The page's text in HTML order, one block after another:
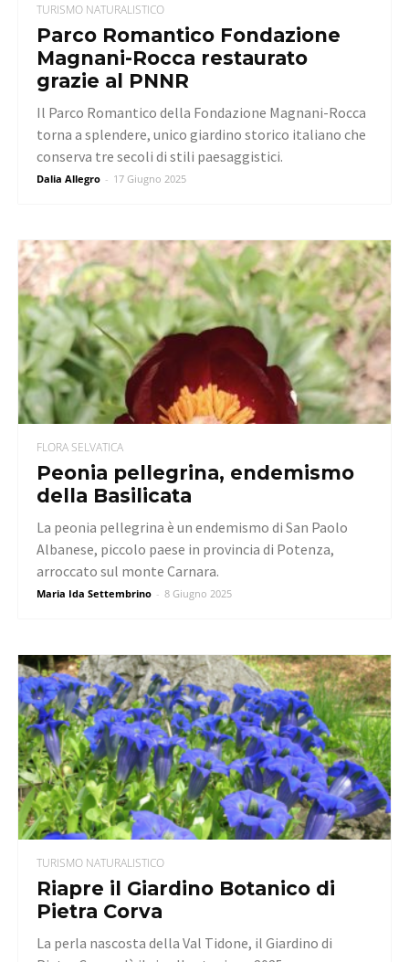
TURISMO NATURALISTICO
Parco Romantico Fondazione
Magnani-Rocca restaurato
grazie al PNNR
Dalia Allegro - 17 Giugno 2025
Il Parco Romantico della Fondazione Magnani-Rocca
torna a splendere, unico giardino storico italiano che
conserva tre secoli di stili paesaggistici.
FLORA SELVATICA
Peonia pellegrina, endemismo
della Basilicata
Maria Ida Settembrino - 8 Giugno 2025
La peonia pellegrina è un endemismo di San Paolo
Albanese, piccolo paese in provincia di Potenza,
arroccato sul monte Carnara.
TURISMO NATURALISTICO
Riapre il Giardino Botanico di
Pietra Corva
La perla nascosta della Val Tidone, il Giardino di